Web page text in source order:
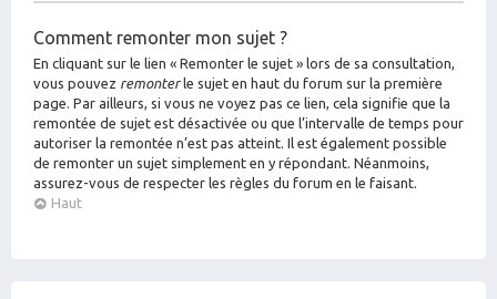
Comment remonter mon sujet ?
En cliquant sur le lien « Remonter le sujet » lors de sa consultation,
vous pouvez remonterle sujet en haut du forum sur la première
page. Par ailleurs, si vous ne voyez pas ce lien, cela signifie que la
remontée de sujet est désactivée ou que l’intervalle de temps pour
autoriser la remontée n’est pas atteint. Il est également possible
de remonter un sujet simplement en y répondant. Néanmoins,
assurez-vous de respecter les règles du forum en le faisant.
Haut